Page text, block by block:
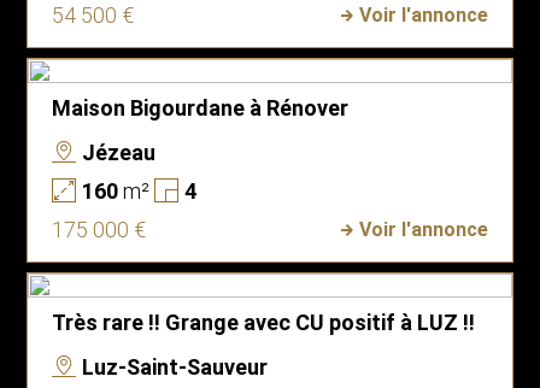
54 500 €
Voir l'annonce
Maison Bigourdane à Rénover
Jézeau
160m²
4
175 000 €
Voir l'annonce
Très rare !! Grange avec CU positif à LUZ !!
Luz-Saint-Sauveur